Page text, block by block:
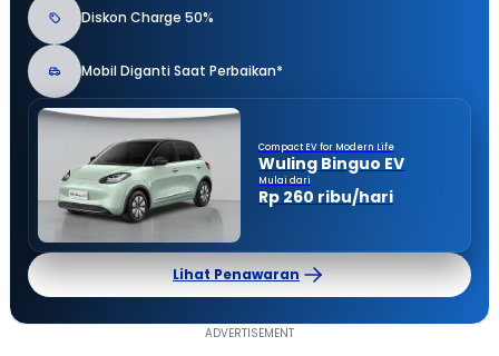
Diskon Charge 50%
Mobil Diganti Saat Perbaikan*
Compact EV for Modern Life
Wuling Binguo EV
Mulai dari
Rp 260 ribu/hari
Lihat Penawaran